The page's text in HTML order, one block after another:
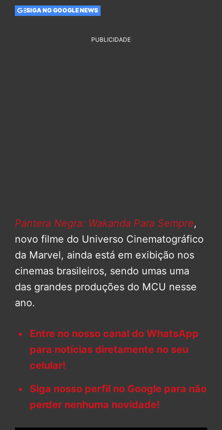
SIGA NO GOOGLE NEWS
PUBLICIDADE
Pantera Negra: Wakanda Para Sempre,
novo filme do Universo Cinematográfico
da Marvel, ainda está em exibição nos
cinemas brasileiros, sendo umas uma
das grandes produções do MCU nesse
ano.
Entre no nosso canal do WhatsApp
para notícias diretamente no seu
celular!
Siga nosso perfil no Google para não
perder nenhuma novidade!